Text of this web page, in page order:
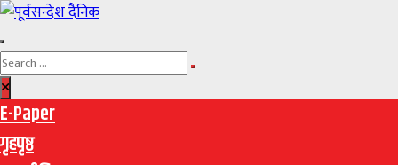
E-Paper
गृहपृष्ठ